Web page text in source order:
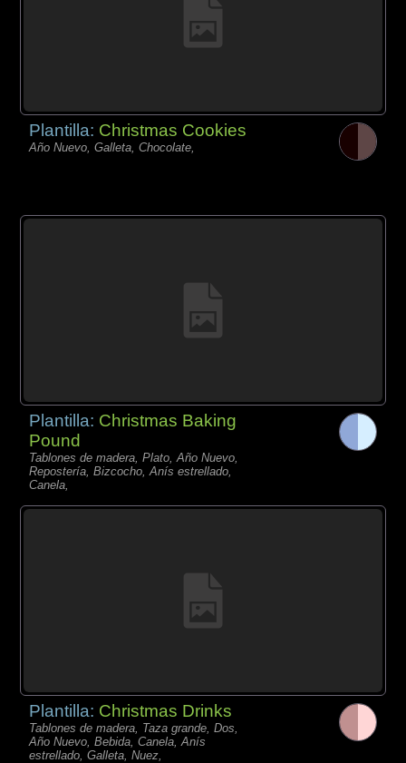
Plantilla: Christmas Cookies
Año Nuevo, Galleta, Chocolate,
Plantilla: Christmas Baking
Pound
Tablones de madera, Plato, Año Nuevo,
Repostería, Bizcocho, Anís estrellado,
Canela,
Plantilla: Christmas Drinks
Tablones de madera, Taza grande, Dos,
Año Nuevo, Bebida, Canela, Anís
estrellado, Galleta, Nuez,